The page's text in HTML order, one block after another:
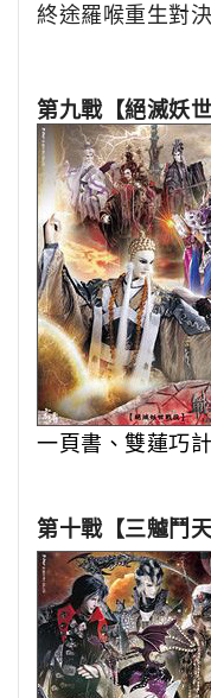
終途羅喉重生對
第九戰【絕滅妖世
一頁書、雙蓮巧
第十戰【三魖鬥天